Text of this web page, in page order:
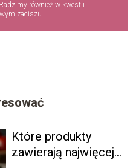
również w kwestii
zaciszu.
Które produkty
zawierają najwięcej